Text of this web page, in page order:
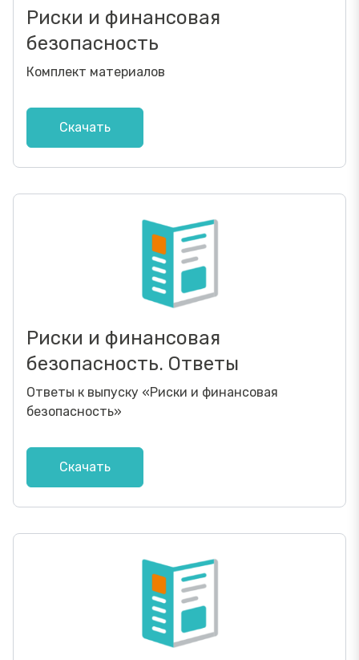
Риски и финансовая
безопасность
Комплект материалов
Скачать
Риски и финансовая
безопасность. Ответы
Ответы к выпуску «Риски и финансовая
безопасность»
Скачать